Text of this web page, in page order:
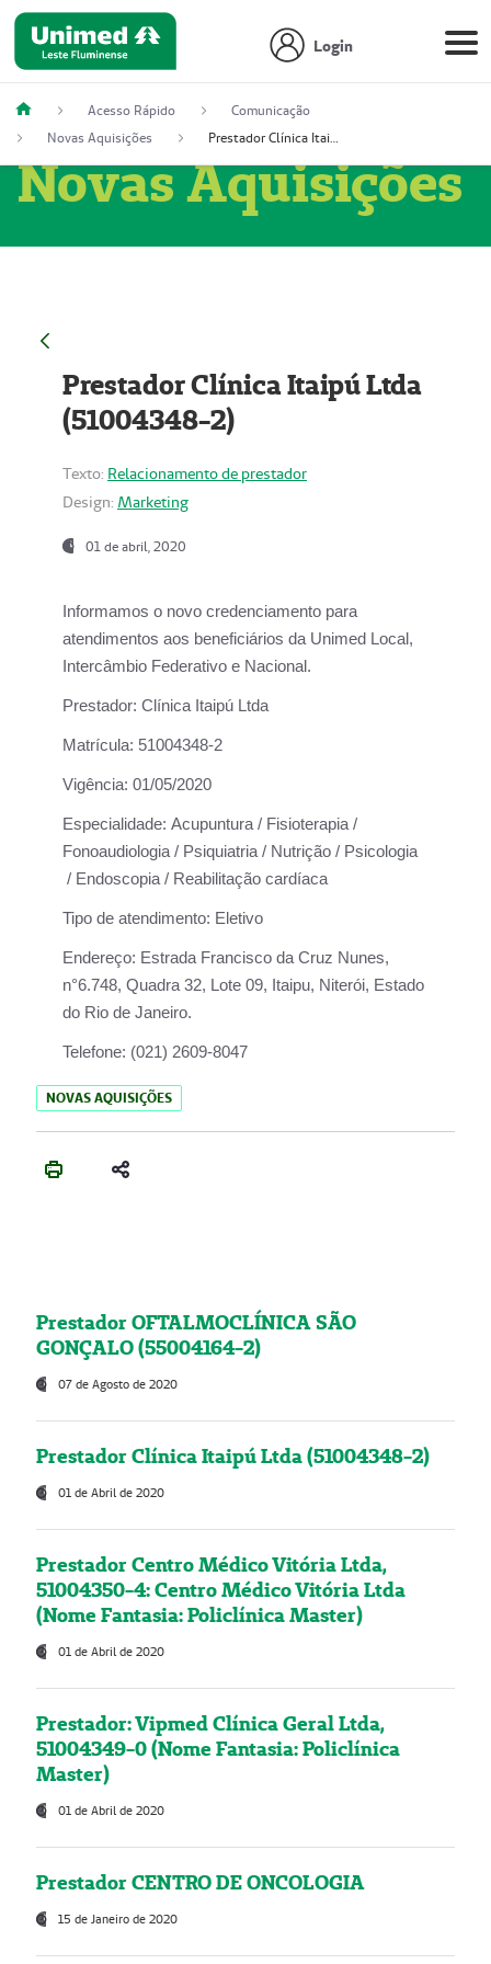
Login
Acesso Rápido
Comunicação
Novas Aquisições
Prestador Clínica Itaipú Ltda (51004348-2)
Novas Aquisições
Prestador Clínica Itaipú Ltda
(51004348-2)
Texto: Relacionamento de prestador
Design: Marketing
01 de abril, 2020
Informamos o novo credenciamento para
atendimentos aos beneficiários da Unimed Local,
Intercâmbio Federativo e Nacional.
Prestador: Clínica Itaipú Ltda
Matrícula: 51004348-2
Vigência: 01/05/2020
Especialidade: Acupuntura / Fisioterapia /
Fonoaudiologia / Psiquiatria / Nutrição / Psicologia
/ Endoscopia / Reabilitação cardíaca
Tipo de atendimento: Eletivo
Endereço: Estrada Francisco da Cruz Nunes,
n°6.748, Quadra 32, Lote 09, Itaipu, Niterói, Estado
do Rio de Janeiro.
Telefone: (021) 2609-8047
NOVAS AQUISIÇÕES
Prestador OFTALMOCLÍNICA SÃO
GONÇALO (55004164-2)
07 de Agosto de 2020
Prestador Clínica Itaipú Ltda (51004348-2)
01 de Abril de 2020
Prestador Centro Médico Vitória Ltda,
51004350-4: Centro Médico Vitória Ltda
(Nome Fantasia: Policlínica Master)
01 de Abril de 2020
Prestador: Vipmed Clínica Geral Ltda,
51004349-0 (Nome Fantasia: Policlínica
Master)
01 de Abril de 2020
Prestador CENTRO DE ONCOLOGIA
15 de Janeiro de 2020